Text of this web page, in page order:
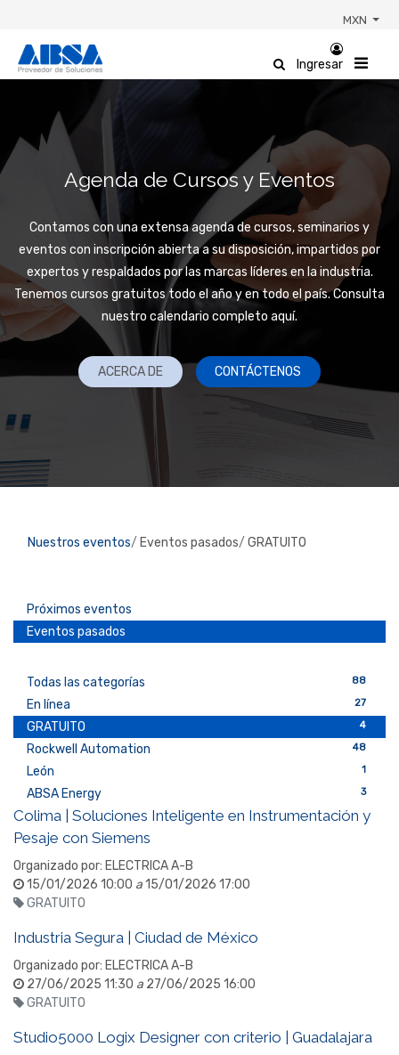
MXN
Ingresar
Agenda de Cursos y Eventos
Contamos con una extensa agenda de cursos, seminarios y
eventos con inscripción abierta a su disposición, impartidos por
expertos y respaldados por las marcas líderes en la industria.
Tenemos cursos gratuitos todo el año y en todo el país. Consulta
nuestro calendario completo aquí.
ACERCA DE CONTÁCTENOS
Nuestros eventos Eventos pasados GRATUITO
Próximos eventos
Eventos pasados
Todas las categorías 88
En línea 27
GRATUITO 4
Rockwell Automation 48
León 1
ABSA Energy 3
Colima | Soluciones Inteligente en Instrumentación y
Pesaje con Siemens
Organizado por: ELECTRICA A-B
15/01/2026 10:00 a15/01/2026 17:00
GRATUITO
Industria Segura | Ciudad de México
Organizado por: ELECTRICA A-B
27/06/2025 11:30 a 27/06/2025 16:00
GRATUITO
Studio5000 Logix Designer con criterio | Guadalajara